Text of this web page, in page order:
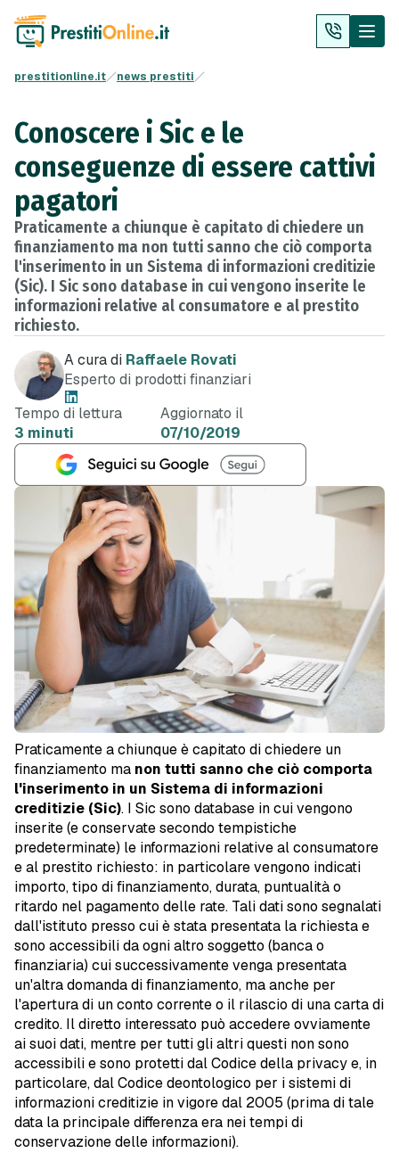
prestitionline.it news prestiti
Conoscere i Sic e le
conseguenze di essere cattivi
pagatori
Praticamente a chiunque è capitato di chiedere un
finanziamento ma non tutti sanno che ciò comporta
l'inserimento in un Sistema di informazioni creditizie
(Sic). I Sic sono database in cui vengono inserite le
informazioni relative al consumatore e al prestito
richiesto.
A cura di Raffaele Rovati
Esperto di prodotti finanziari
Tempo di lettura
3 minuti
Aggiornato il
07/10/2019
Praticamente a chiunque è capitato di chiedere un
finanziamento ma non tutti sanno che ciò comporta
l'inserimento in un Sistema di informazioni
creditizie (Sic). I Sic sono database in cui vengono
inserite (e conservate secondo tempistiche
predeterminate) le informazioni relative al consumatore
e al prestito richiesto: in particolare vengono indicati
importo, tipo di finanziamento, durata, puntualità o
ritardo nel pagamento delle rate. Tali dati sono segnalati
dall'istituto presso cui è stata presentata la richiesta e
sono accessibili da ogni altro soggetto (banca o
finanziaria) cui successivamente venga presentata
un'altra domanda di finanziamento, ma anche per
l'apertura di un conto corrente o il rilascio di una carta di
credito. Il diretto interessato può accedere ovviamente
ai suoi dati, mentre per tutti gli altri questi non sono
accessibili e sono protetti dal Codice della privacy e, in
particolare, dal Codice deontologico per i sistemi di
informazioni creditizie in vigore dal 2005 (prima di tale
data la principale differenza era nei tempi di
conservazione delle informazioni).